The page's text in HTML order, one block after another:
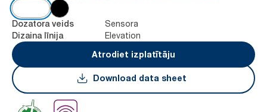
Dozatora veids Sensora
Dizaina līnija
Elevation
Atrodiet izplatītāju
Download data sheet